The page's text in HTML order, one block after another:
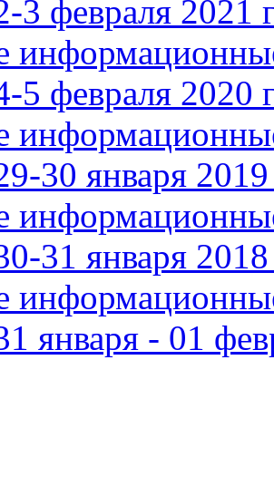
3 февраля 2021
5 февраля 2020
30 января 2019
31 января 2018
января - 01